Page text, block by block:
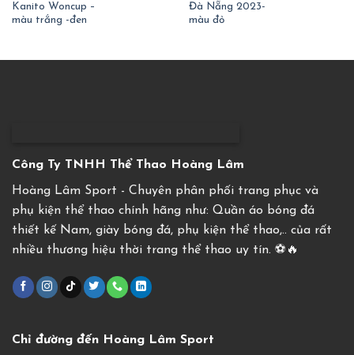
Kanito Woncup –
màu trắng -đen
Đà Nẵng 2023-
màu đỏ
Công Ty TNHH Thể Thao Hoàng Lâm
Hoàng Lâm Sport - Chuyên phân phối trang phục và
phụ kiện thể thao chính hãng như: Quần áo bóng đá
thiết kế Nam, giày bóng đá, phụ kiện thể thao,.. của rất
nhiều thương hiệu thời trang thể thao uy tín. ⚽️🔥
Chỉ đường đến Hoàng Lâm Sport